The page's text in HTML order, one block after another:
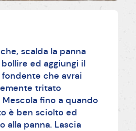
scalda la panna
bollire ed aggiungi il
che avrai
tritato
fino a quando
è ben sciolto ed
alla panna. Lascia